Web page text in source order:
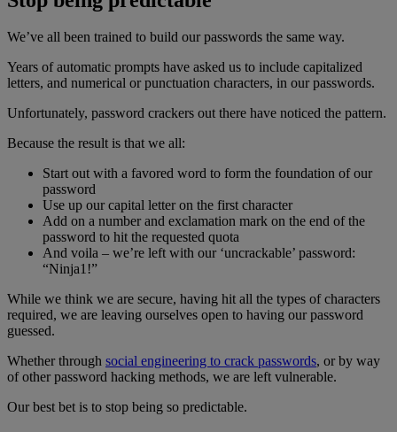
We’ve all been trained to build our passwords the same way.
Years of automatic prompts have asked us to include capitalized
letters, and numerical or punctuation characters, in our passwords.
Unfortunately, password crackers out there have noticed the pattern.
Because the result is that we all:
Start out with a favored word to form the foundation of our
password
Use up our capital letter on the first character
Add on a number and exclamation mark on the end of the
password to hit the requested quota
And voila – we’re left with our ‘uncrackable’ password:
“Ninja1!”
While we think we are secure, having hit all the types of characters
required, we are leaving ourselves open to having our password
guessed.
Whether through social engineering to crack passwords, or by way
of other password hacking methods, we are left vulnerable.
Our best bet is to stop being so predictable.